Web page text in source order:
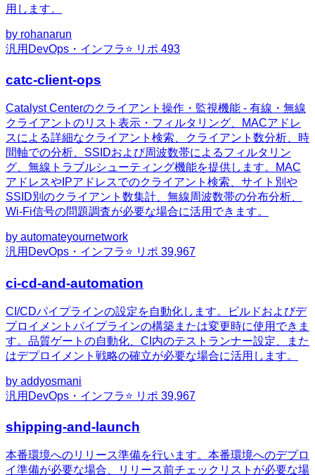
用します。
by rohanarun
汎用 DevOps・インフラ⭐ リポ 493
catc-client-ops
Catalyst Centerのクライアント操作・監視機能 - 有線・無線
クライアントのリスト表示・フィルタリング、MACアドレ
スによる詳細なクライアント検索、クライアント数分析、時
間軸での分析、SSIDおよび周波数帯によるフィルタリン
グ、無線トラブルシューティング機能を提供します。MAC
アドレスやIPアドレスでのクライアント検索、サイト別や
SSID別のクライアント数集計、無線周波数帯の分布分析、
Wi-Fi信号の問題調査が必要な場合に活用できます。
by automateyournetwork
汎用 DevOps・インフラ⭐ リポ 39,967
ci-cd-and-automation
CI/CDパイプラインの設定を自動化します。ビルドおよびデ
プロイメントパイプラインの構築または変更時に使用できま
す。品質ゲートの自動化、CI内のテストランナー設定、また
はデプロイメント戦略の確立が必要な場合に活用します。
by addyosmani
汎用 DevOps・インフラ⭐ リポ 39,967
shipping-and-launch
本番環境へのリリース準備を行います。本番環境へのデプロ
イ準備が必要な場合、リリース前チェックリストが必要な場